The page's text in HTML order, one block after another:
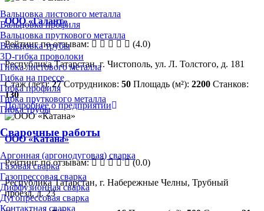
Вальцовка листового металла
Вальцовка профиля
Вальцовка пруткового металла
Вальцовка трубы
3D-гибка проволоки
Гибка листового металла
Гибка на прессе
Гибка профиля
Гибка пруткового металла
Гибка трубы
Сварочные работы
Аргонная (аргонодуговая) сварка
Газовая сварка
Газопрессовая сварка
Диффузионная сварка
Дугопрессовая сварка
Контактная сварка
ООО «Галант»
Рейтинг по отзывам:
(4.0)
Республика Татарстан, г. Чистополь, ул. Л. Толстого, д. 181
Стаж (лет):27 Сотрудников: 50 Площадь (м²): 2200 Станков:
130
Подробнее о предприятии
ООО «Катана»
Рейтинг по отзывам:
(0.0)
Республика Татарстан, г. Набережные Челны, Трубный
проезд, д. 23